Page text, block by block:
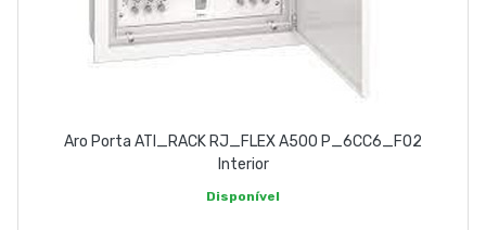
Aro Porta ATI_RACK RJ_FLEX A500 P_6CC6_FO2
Interior
Disponível